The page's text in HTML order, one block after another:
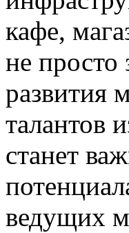
кафе,
не просто
развития
талантов
станет
ведущих